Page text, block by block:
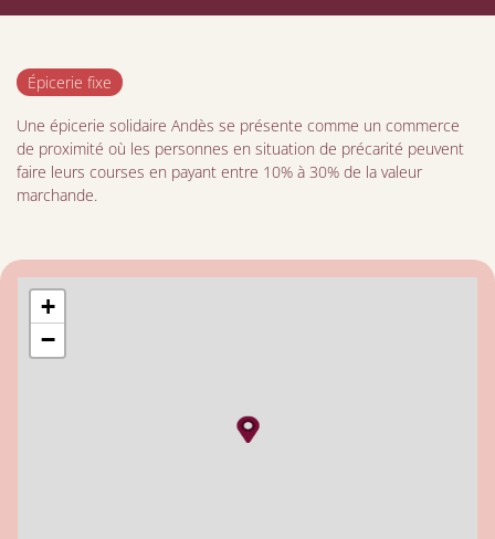
Épicerie fixe
Une épicerie solidaire Andès se présente comme un commerce
de proximité où les personnes en situation de précarité peuvent
faire leurs courses en payant entre 10% à 30% de la valeur
marchande.
+
−